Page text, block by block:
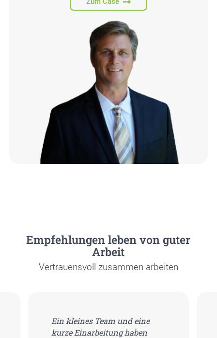
Emp­feh­lun­gen leben von guter
Arbeit
Ver­trau­ens­voll zusam­men arbei­ten
eCommerce ist ein schwieriges
Pflaster, das aller